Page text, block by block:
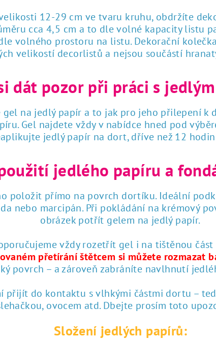
papír
12-29 cm ve tvaru kruhu, obdržíte
cca 4,5 cm a to dle volné kapacity listu
volného prostoru na listu. Dekorační
velikostí decorlistů a nejsou součástí
dát pozor při práci s
gel na jedlý papír a to jak pro jeho přilepení k
Gel najdete vždy v nabídce hned pod
jedlý papír na dort, dříve než 12
jedlého papíru a
položit přímo na povrch dortíku. Ideální
nebo marcipán. Při pokládání na krémový
obrázek potřít gelem na jedlý papír.
vždy rozetřít gel i na tištěnou část
přetírání štětcem si můžete rozmazat
povrch – a zároveň zabráníte navlhnutí
přijít do kontaktu s vlhkými částmi dortu –
ovocem atd. Dbejte prosím toto
Složení jedlých papírů: